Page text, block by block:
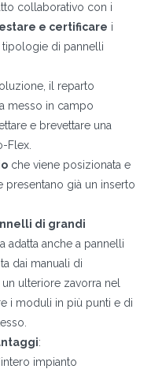
collaborativo con i
e certificare i
di pannelli
il reparto
messo in campo
e brevettare una
Flex.
che viene posizionata e
presentano già un inserto
di grandi
adatta anche a pannelli
dai manuali di
ulteriore zavorra nel
i moduli in più punti e di
:
impianto